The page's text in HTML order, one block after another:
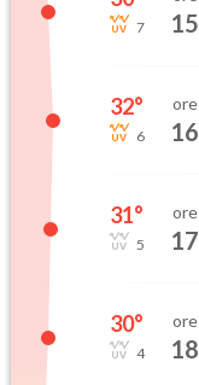
7 15
32°
6
ore
16
31°
5
ore
17
30°
4
ore
18